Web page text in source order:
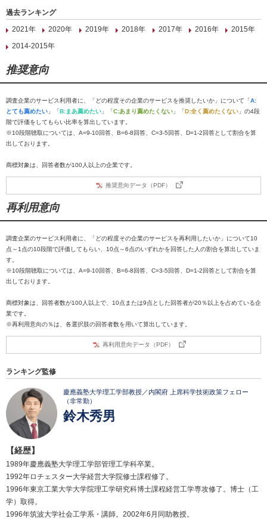
過去ランキング
2021年
2020年 2019年 2018年 2017年 2016年
2015年
2014-2015年
推奨意向
調査企業のサービス利用者に、「どの程度その企業のサービスを推奨したいか」について「A:
とても薦めたい 」「B:まあ薦めたい 」「C:あまり薦めたくない 」「D:全く薦めたくない 」の4段
階で評価をしてもらい比率を算出しています。
※10段階聴取については、A=9-10回答、B=6-8回答、C=3-5回答、D=1-2回答として割合を算
出しております。
商標対象は、回答者数が100人以上の企業です。
推奨意向データ（PDF）
再利用意向
調査企業のサービス利用者に、「どの程度その企業のサービスを再利用したいか」について10
点～1点の10段階で評価してもらい、10点～6点のいずれかを回答した人の割合を算出していま
す。
※10段階聴取については、A=9-10回答、B=6-8回答、C=3-5回答、D=1-2回答として割合を算
出しております。
商標対象は、回答者数が100人以上で、10点または9点とした回答者が20％以上を占めている企
業です。
※再利用意向の％は、各選択肢の回答者数を用いて算出しています。
再利用意向データ（PDF）
ランキング監修
慶應義塾大学理工学部教授／内閣府 上席科学技術政策フェロー
（非常勤）
鈴木秀男
【経歴】
1989年慶應義塾大学理工学部管理工学科卒業。
1992年ロチェスター大学経営大学院修士課程修了。
1996年東京工業大学大学院理工学研究科博士課程経営工学専攻修了。博士（工
学）取得。
1996年筑波大学社会工学系・講師。2002年6月同助教授。